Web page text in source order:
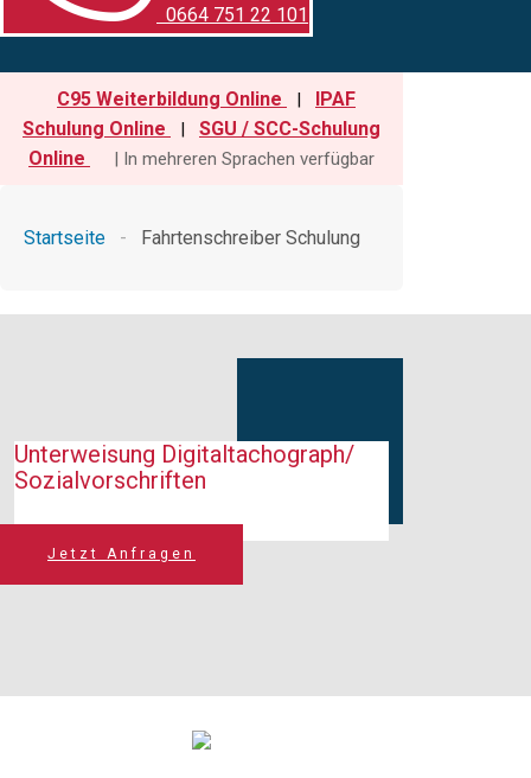
0664 751 22 101
C95 Weiterbildung Online |
IPAF
Schulung Online
|
SGU / SCC-Schulung
Online
| In mehreren Sprachen verfügbar
Startseite - Fahrtenschreiber Schulung
Unterweisung Digitaltachograph/
Sozialvors​chriften
Jetzt Anfragen